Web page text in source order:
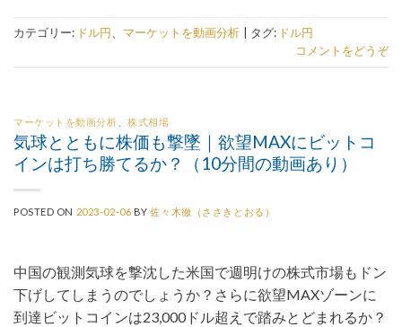
カテゴリー: ドル円 マーケットを動画分析 タグ: ドル円
コメントをどうぞ
マーケットを動画分析 、株式相場
気球とともに株価も撃墜｜欲望MAXにビットコ
インは打ち勝てるか？（10分間の動画あり）
POSTED ON 2023-02-06 BY佐々木徹（ささきとおる）
中国の観測気球を撃沈した米国で週明けの株式市場もドン
下げしてしまうのでしょうか？さらに欲望MAXゾーンに
到達ビットコインは23,000ドル超えで踏みとどまれるか？